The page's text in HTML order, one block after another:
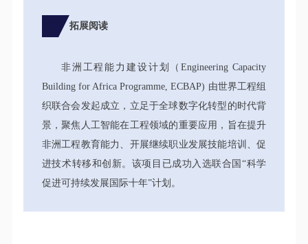
拓展阅读
非洲工程能力建设计划（Engineering Capacity
Building for Africa Programme, ECBAP) 由世界工程组
织联合会发起成立，立足于全球数字化转型的时代背
景，聚焦人工智能在工程领域的重要应用，旨在提升
非洲工程教育能力、开展继续职业发展技能培训、促
进技术转移和创新。该项目已成功入选联合国“科学
促进可持续发展国际十年”计划。